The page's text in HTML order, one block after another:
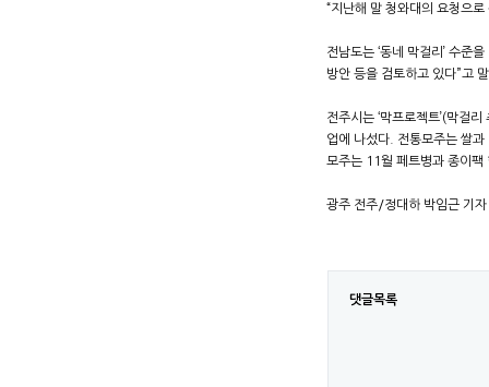
“지난해 말 청와대의 요청으
전남도는 ‘동네 막걸리’ 수준
방안 등을 검토하고 있다”고
전주시는 ‘막프로젝트’(막걸
업에 나섰다. 전통모주는 쌀
모주는 11월 페트병과 종이팩
광주 전주/정대하 박임근 기
댓글목록